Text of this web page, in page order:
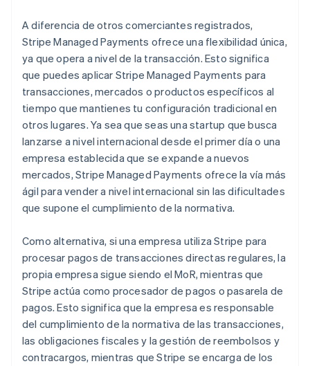
A diferencia de otros comerciantes registrados,
Stripe Managed Payments ofrece una flexibilidad única,
ya que opera a nivel de la transacción. Esto significa
que puedes aplicar Stripe Managed Payments para
transacciones, mercados o productos específicos al
tiempo que mantienes tu configuración tradicional en
otros lugares. Ya sea que seas una startup que busca
lanzarse a nivel internacional desde el primer día o una
empresa establecida que se expande a nuevos
mercados, Stripe Managed Payments ofrece la vía más
ágil para vender a nivel internacional sin las dificultades
que supone el cumplimiento de la normativa.
Como alternativa, si una empresa utiliza Stripe para
procesar pagos de transacciones directas regulares, la
propia empresa sigue siendo el MoR, mientras que
Stripe actúa como procesador de pagos o pasarela de
pagos. Esto significa que la empresa es responsable
del cumplimiento de la normativa de las transacciones,
las obligaciones fiscales y la gestión de reembolsos y
contracargos, mientras que Stripe se encarga de los